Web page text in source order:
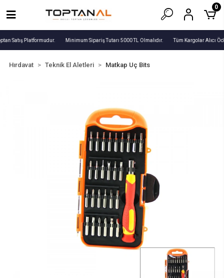
Satış Platformudur. Minimum Sipariş Tutarı 5000 TL Olmalıdır. Tüm Kargolar Alıcı
0
Hırdavat Teknik El Aletleri Matkap Uç Bits